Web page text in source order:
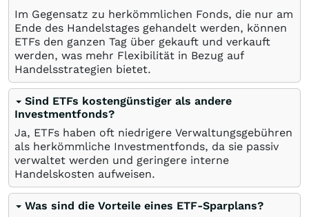
Im Gegensatz zu herkömmlichen Fonds, die nur am
Ende des Handelstages gehandelt werden, können
ETFs den ganzen Tag über gekauft und verkauft
werden, was mehr Flexibilität in Bezug auf
Handelsstrategien bietet.
Sind ETFs kostengünstiger als andere
Investmentfonds?
Ja, ETFs haben oft niedrigere Verwaltungsgebühren
als herkömmliche Investmentfonds, da sie passiv
verwaltet werden und geringere interne
Handelskosten aufweisen.
Was sind die Vorteile eines ETF-Sparplans?